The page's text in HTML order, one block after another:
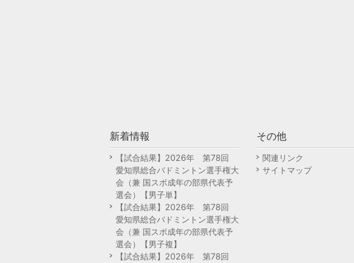
新着情報
【試合結果】2026年 第78回
愛知県総合バドミントン選手権大
会（兼 国スポ成年の部県代表予
選会）【男子単】
【試合結果】2026年 第78回
愛知県総合バドミントン選手権大
会（兼 国スポ成年の部県代表予
選会）【男子複】
【試合結果】2026年 第78回
その他
関連リンク
サイトマップ